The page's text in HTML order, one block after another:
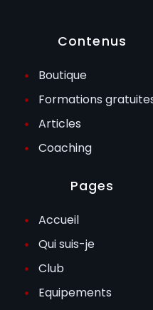
Contenus
Boutique
Formations
Articles
Coaching
Pages
Accueil
Qui suis-je
Club
Equipements